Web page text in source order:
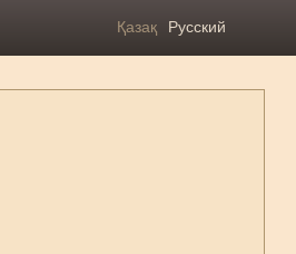
Қазақ Русский